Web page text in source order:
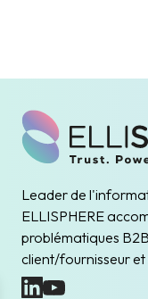
Leader de
ELLISPHERE
problématiques
client/fournisseur
(nouvelle fenêtre)
(nouvelle fenêtre)